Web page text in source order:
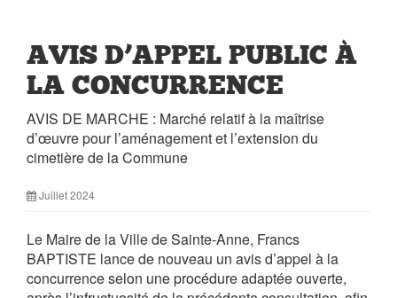
AVIS D’APPEL PUBLIC À
LA CONCURRENCE
AVIS DE MARCHE : Marché relatif à la maîtrise
d’œuvre pour l’aménagement et l’extension du
cimetière de la Commune
Juillet 2024
Le Maire de la Ville de Sainte-Anne, Francs
BAPTISTE lance de nouveau un avis d’appel à la
concurrence selon une procédure adaptée ouverte,